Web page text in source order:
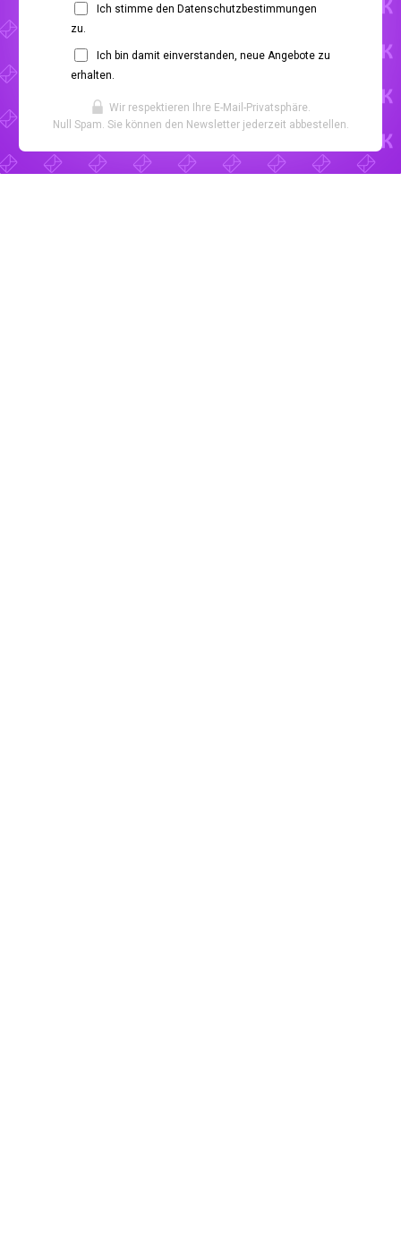
Ich stimme den Datenschutzbestimmungen
zu.
Ich bin damit einverstanden, neue Angebote zu
erhalten.
Wir respektieren Ihre E-Mail-Privatsphäre.
Null Spam. Sie können den Newsletter jederzeit abbestellen.